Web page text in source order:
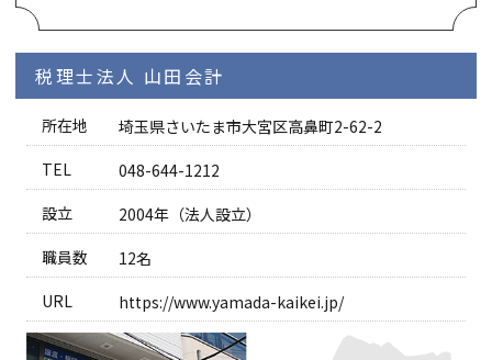
税理士法人 山田会計
所在地
埼玉県さいたま市大宮区高鼻町2-62-2
TEL
048-644-1212
設立
2004年（法人設立）
職員数
12名
URL
https://www.yamada-kaikei.jp/